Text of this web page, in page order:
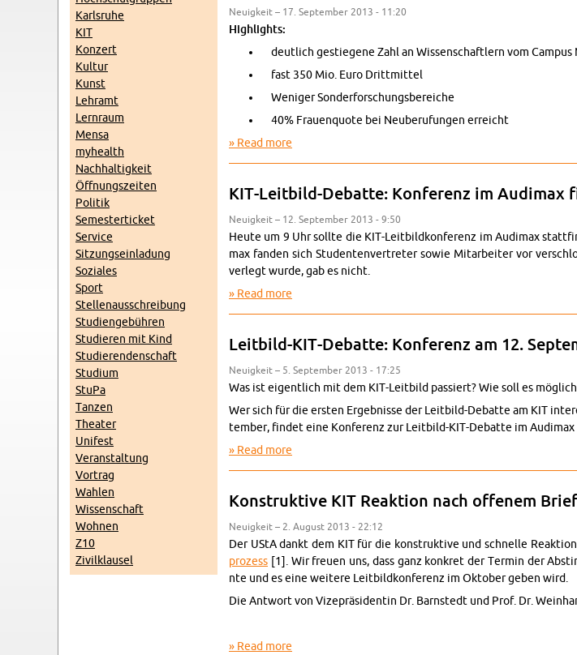
Karl­sruhe
KIT
Konz­ert
Kul­tur
Kunst
Lehramt
Lern­raum
Mensa
my­health
Nach­haltigkeit
Öff­nungszeiten
Poli­tik
Se­mes­terticket
Ser­vice
Sitzung­sein­ladung
Soziales
Sport
Stel­lenauss­chrei­bung
Stu­di­engebühren
Studieren mit Kind
Studieren­den­schaft
Studium
StuPa
Tanzen
The­ater
Unifest
Ve­r­anstal­tung
Vor­trag
Wahlen
Wis­senschaft
Wohnen
Z10
Zivilk­lausel
Neuigkeit – 17. Sep­tem­ber 2013 - 11:20
High­lights:
deut­lich gestiegene Zahl an Wis­senschaftlern vom Cam­pus
fast 350 Mio. Euro Drittmit­tel
Weniger Son­der­forschungs­bere­iche
40% Frauen­quote bei Neu­beru­fun­gen er­re­icht
Read more
KIT-Leit­bild-De­batte: Kon­ferenz im
Neuigkeit – 12. Sep­tem­ber 2013 - 9:50
Heute um 9 Uhr sollte die KIT-Leit­bild­kon­ferenz im Au­di­max
max fan­den sich Stu­den­ten­vertreter sowie Mi­tar­beiter vor
ver­legt wurde, gab es nicht.
Read more
Leit­bild-KIT-De­batte: Kon­ferenz am 12.
Neuigkeit – 5. Sep­tem­ber 2013 - 17:25
Was ist eigentlich mit dem KIT-Leit­bild passiert? Wie soll es
Wer sich für die er­sten Ergeb­nisse der Leit­bild-De­batte am KIT
tem­ber, findet eine Kon­ferenz zur Leit­bild-KIT-De­batte im Au­di­max
Read more
Kon­struk­tive KIT Reak­tion nach of­fenem
Neuigkeit – 2. Au­gust 2013 - 22:12
Der UStA dankt dem KIT für die kon­struk­tive und schnelle
prozess [1]. Wir freuen uns, dass ganz konkret der Ter­min der
nte und es eine weit­ere Leit­bild­kon­ferenz im Ok­to­ber geben wird.
Die Antwort von Vizepräsidentin Dr. Barn­st­edt und Prof. Dr.
Read more